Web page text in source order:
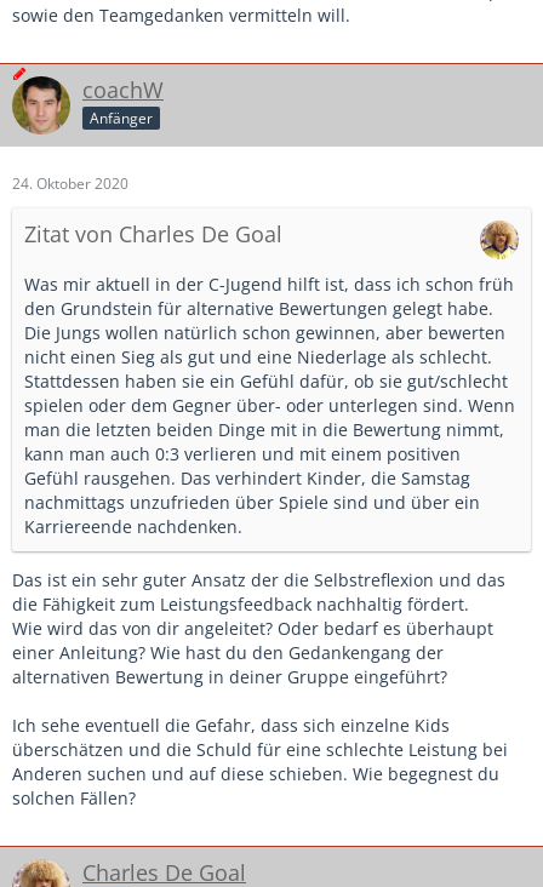
sowie den Teamgedanken vermitteln will.
coachW
Anfänger
24. Oktober 2020
Zitat von Charles De Goal
Was mir aktuell in der C-Jugend hilft ist, dass ich schon früh
den Grundstein für alternative Bewertungen gelegt habe.
Die Jungs wollen natürlich schon gewinnen, aber bewerten
nicht einen Sieg als gut und eine Niederlage als schlecht.
Stattdessen haben sie ein Gefühl dafür, ob sie gut/schlecht
spielen oder dem Gegner über- oder unterlegen sind. Wenn
man die letzten beiden Dinge mit in die Bewertung nimmt,
kann man auch 0:3 verlieren und mit einem positiven
Gefühl rausgehen. Das verhindert Kinder, die Samstag
nachmittags unzufrieden über Spiele sind und über ein
Karriereende nachdenken.
Das ist ein sehr guter Ansatz der die Selbstreflexion und das
die Fähigkeit zum Leistungsfeedback nachhaltig fördert.
Wie wird das von dir angeleitet? Oder bedarf es überhaupt
einer Anleitung? Wie hast du den Gedankengang der
alternativen Bewertung in deiner Gruppe eingeführt?
Ich sehe eventuell die Gefahr, dass sich einzelne Kids
überschätzen und die Schuld für eine schlechte Leistung bei
Anderen suchen und auf diese schieben. Wie begegnest du
solchen Fällen?
Charles De Goal